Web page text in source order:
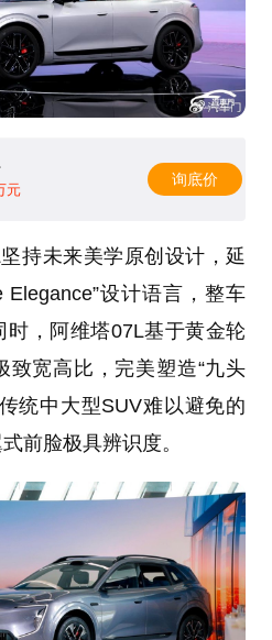
元
询底价
持未来美学原创设计，延
设计语言，整车
，阿维塔07L基于黄金轮
致宽高比，完美塑造“九头
统中大型SUV难以避免的
前脸极具辨识度。